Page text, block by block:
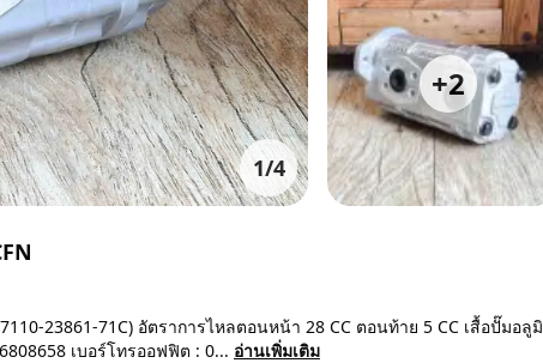
1/4
+2
23861-71C) อัตราการไหลตอนหน้า 28 CC ตอนท้าย 5 CC เสื้อปั๊มอลูมิ
เบอร์โทรออฟฟิต : 0... อ่านเพิ่มเติม